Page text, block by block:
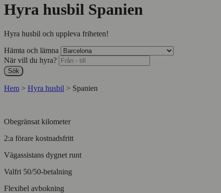
Hyra husbil Spanien
Hyra husbil och uppleva friheten!
Hämta och lämna
När vill du hyra?
Sök
Hem > Hyra husbil > Spanien
Obegränsat kilometer
2:a förare kostnadsfritt
Vägassistans dygnet runt
Valfri 50/50-betalning
Flexibel avbokning